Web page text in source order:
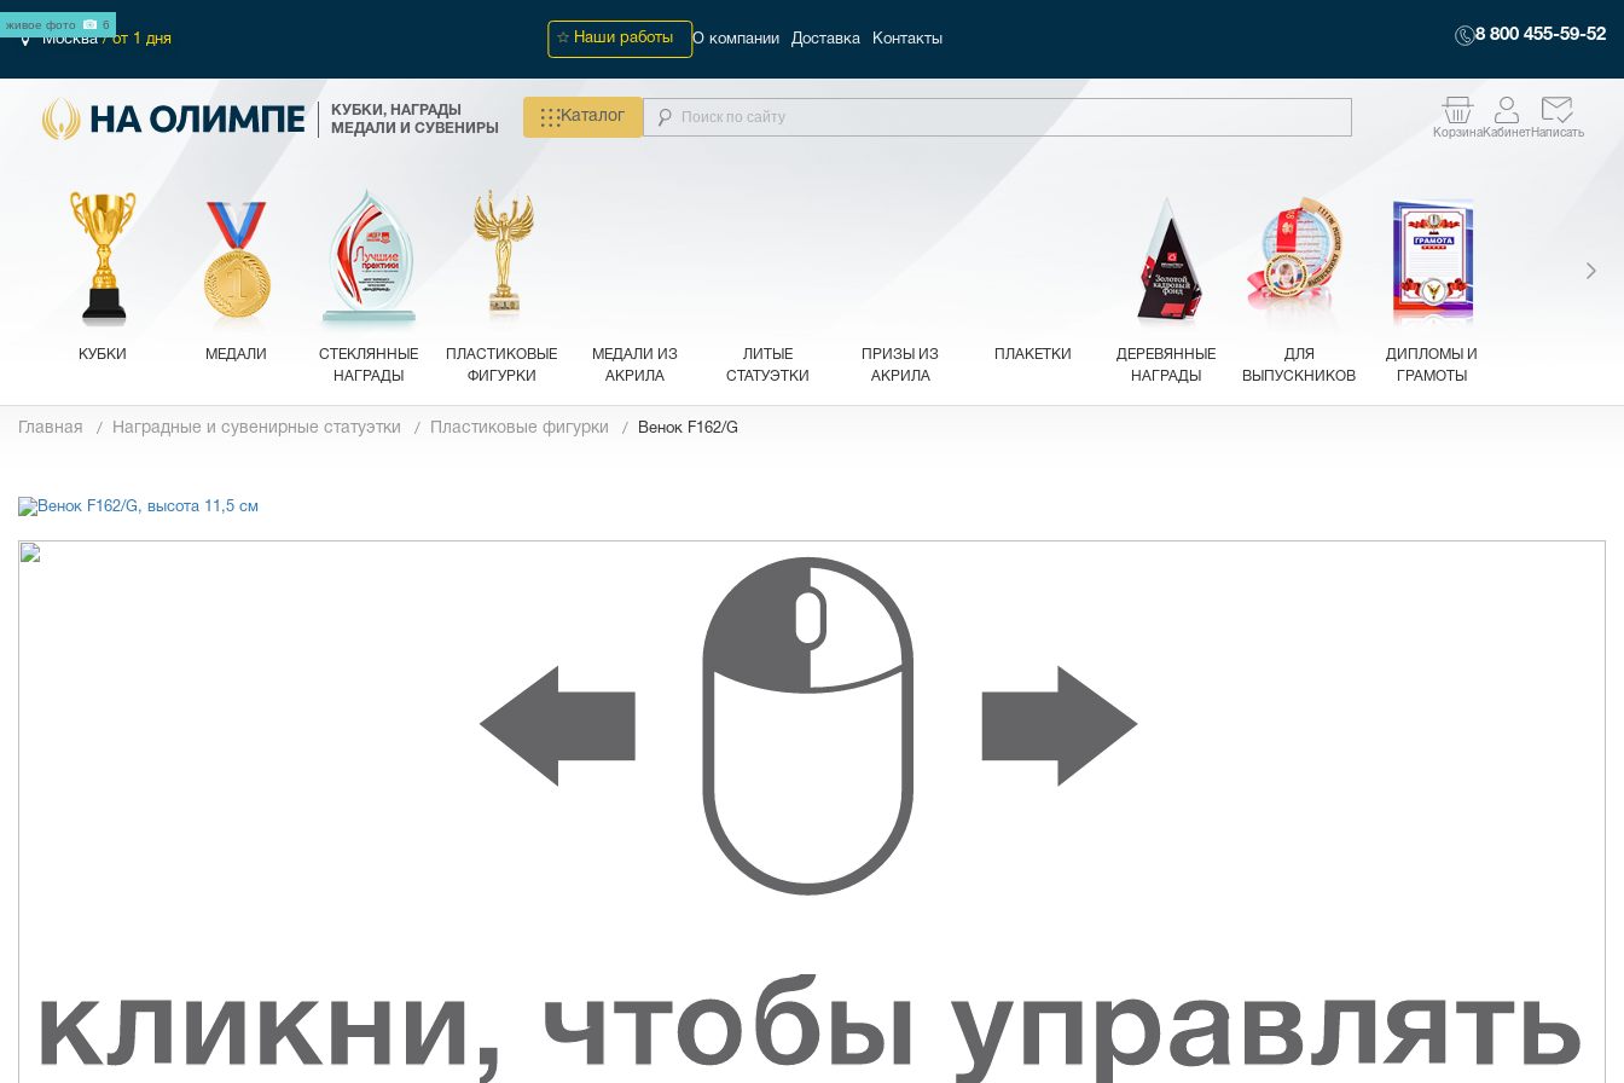
Москва/ от 1 дня Наши работы О компании Доставка Контакты 8 800 455-59-52
КУБКИ, НАГРАДЫ
МЕДАЛИ И СУВЕНИРЫ
Каталог
КорзинаКабинетНаписать
КУБКИ МЕДАЛИ
СТЕКЛЯННЫЕ
НАГРАДЫ
ПЛАСТИКОВЫЕ
ФИГУРКИ
МЕДАЛИ ИЗ
АКРИЛА
ЛИТЫЕ
СТАТУЭТКИ
ПРИЗЫ ИЗ
АКРИЛА
ПЛАКЕТКИ
ДЕРЕВЯННЫЕ
НАГРАДЫ
ДЛЯ
ВЫПУСКНИКОВ
ДИПЛОМЫ И
ГРАМОТЫ
Главная Наградные и сувенирные статуэтки Пластиковые фигурки Венок F162/G
живое фото 6